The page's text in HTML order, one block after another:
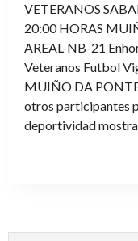
VETERANOS
20:00 HORAS
AREAL-NB-21
Veteranos Futbol
MUIÑO DA PONTE
otros participantes
deportividad